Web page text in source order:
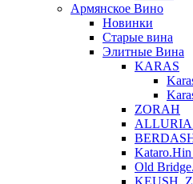
Армянское Вино
Новинки
Старые вина
Элитные Вина
KARAS
ZORAH
Old
KEUSH.